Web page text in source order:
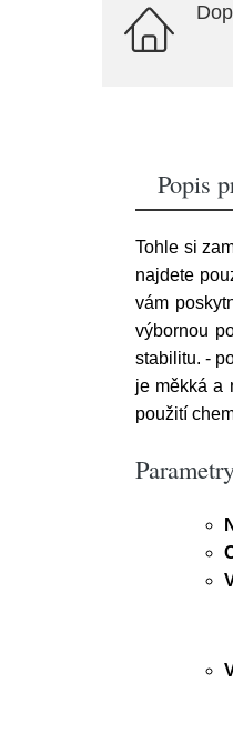
Popis
Tohle si
najdete
vám
výbornou
stabilitu. -
je měkká a
použití